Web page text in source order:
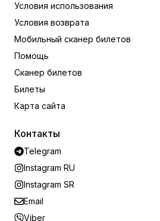
Условия использования
Условия возврата
Мобильный сканер билетов
Помощь
Сканер билетов
Билеты
Карта сайта
Контакты
Telegram
Instagram RU
Instagram SR
Email
Viber